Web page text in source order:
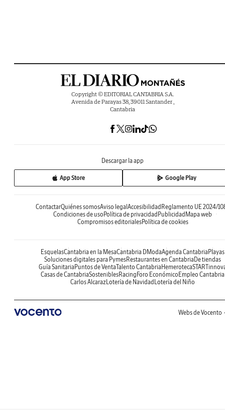
Copyright © EDITORIAL CANTABRIA S.A.
Avenida de Parayas 38, 39011 Santander ,
Cantabria
Descargar la app
App Store Google Play
ContactarQuiénes somosAviso legalAccesibilidadReglamento UE 2024/
Condiciones de usoPolítica de privacidadPublicidadMapa web
Compromisos editorialesPolítica de cookies
EsquelasCantabria en la MesaCantabria DModaAgenda CantabriaPlayas
Soluciones digitales para PymesRestaurantes en CantabriaDe tiendas
Guía SanitariaPuntos de VentaTalento CantabriaHemeroteca
Casas de CantabriaSosteniblesRacingForo EconómicoEmpleo Cantabria
Carlos AlcarazLotería de NavidadLotería del Niño
Webs de Vocento